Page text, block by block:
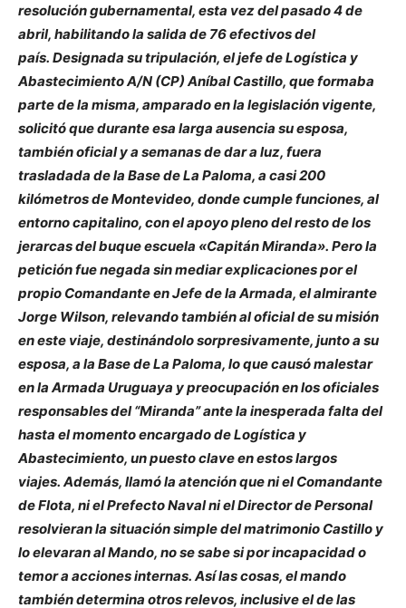
resolución gubernamental, esta vez del pasado 4 de
abril, habilitando la salida de 76 efectivos del
país. Designada su tripulación, el jefe de Logística y
Abastecimiento A/N (CP) Aníbal Castillo, que formaba
parte de la misma, amparado en la legislación vigente,
solicitó que durante esa larga ausencia su esposa,
también oficial y a semanas de dar a luz, fuera
trasladada de la Base de La Paloma, a casi 200
kilómetros de Montevideo, donde cumple funciones, al
entorno capitalino, con el apoyo pleno del resto de los
jerarcas del buque escuela «Capitán Miranda». Pero la
petición fue negada sin mediar explicaciones por el
propio Comandante en Jefe de la Armada, el almirante
Jorge Wilson, relevando también al oficial de su misión
en este viaje, destinándolo sorpresivamente, junto a su
esposa, a la Base de La Paloma, lo que causó malestar
en la Armada Uruguaya y preocupación en los oficiales
responsables del “Miranda” ante la inesperada falta del
hasta el momento encargado de Logística y
Abastecimiento, un puesto clave en estos largos
viajes. Además, llamó la atención que ni el Comandante
de Flota, ni el Prefecto Naval ni el Director de Personal
resolvieran la situación simple del matrimonio Castillo y
lo elevaran al Mando, no se sabe si por incapacidad o
temor a acciones internas. Así las cosas, el mando
también determina otros relevos, inclusive el de las